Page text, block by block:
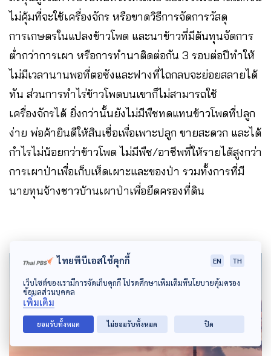
ไม่คุ้มที่จะใช้เครื่องจักร หรือขาดวิธีการจัดการวัสดุ
การเกษตรในแปลงข้าวโพด และนาข้าวที่มีต้นทุนจัดการ
ต่ำกว่าการเผา หรือการทำนาติดต่อกัน 3 รอบต่อปีทำให้
ไม่มีเวลานานพอที่ตอซังและฟางที่ไถกลบจะย่อยสลายได้
ทัน ส่วนการทำไร่ข้าวโพดบนเขาก็ไม่สามารถใช้
เครื่องจักรได้ ยิ่งกว่านั้นยังไม่มีพืชทดแทนข้าวโพดที่ปลูก
ง่าย พ่อค้ายินดีให้สินเชื่อเพื่อเพาะปลูก ขายสะดวก และได้
กำไรไม่น้อยกว่าข้าวโพด ไม่มีพืช/อาชีพที่ให้รายได้สูงกว่า
การเผาป่าเพื่อเก็บเห็ดเผาะและของป่า รวมทั้งการที่มี
นายทุนจ้างชาวบ้านเผาป่าเพื่อยึดครองที่ดิน
ไทยพีบีเอสใช้คุกกี้ EN TH
เว็บไซต์ของเรามีการจัดเก็บคุกกี้ โปรดศึกษาเพิ่มเติมที่นโยบายคุ้มครอง
ข้อมูลส่วนบุคคล
เพิ่มเติม
ยอมรับทั้งหมด ไม่ยอมรับทั้งหมด ปิด